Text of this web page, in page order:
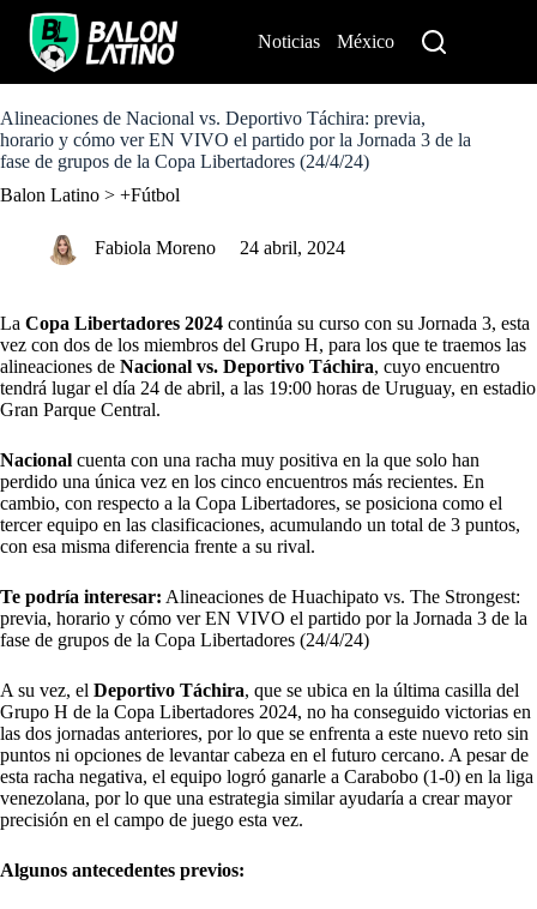
o
c
o
t
Noticias México
Alineaciones de Nacional vs. Deportivo Táchira: previa,
horario y cómo ver EN VIVO el partido por la Jornada 3 de la
fase de grupos de la Copa Libertadores (24/4/24)
Balon Latino > +Fútbol
Fabiola Moreno 24 abril, 2024
La Copa Libertadores 2024 continúa su curso con su Jornada 3, esta
vez con dos de los miembros del Grupo H, para los que te traemos las
alineaciones de Nacional vs. Deportivo Táchira, cuyo encuentro
tendrá lugar el día 24 de abril, a las 19:00 horas de Uruguay, en estadio
Gran Parque Central.
Nacional cuenta con una racha muy positiva en la que solo han
perdido una única vez en los cinco encuentros más recientes. En
cambio, con respecto a la Copa Libertadores, se posiciona como el
tercer equipo en las clasificaciones, acumulando un total de 3 puntos,
con esa misma diferencia frente a su rival.
Te podría interesar: Alineaciones de Huachipato vs. The Strongest:
previa, horario y cómo ver EN VIVO el partido por la Jornada 3 de la
fase de grupos de la Copa Libertadores (24/4/24)
A su vez, el Deportivo Táchira, que se ubica en la última casilla del
Grupo H de la Copa Libertadores 2024, no ha conseguido victorias en
las dos jornadas anteriores, por lo que se enfrenta a este nuevo reto sin
puntos ni opciones de levantar cabeza en el futuro cercano. A pesar de
esta racha negativa, el equipo logró ganarle a Carabobo (1-0) en la liga
venezolana, por lo que una estrategia similar ayudaría a crear mayor
precisión en el campo de juego esta vez.
Algunos antecedentes previos: